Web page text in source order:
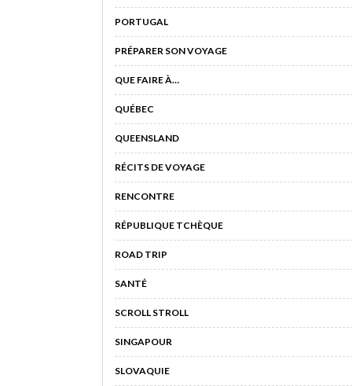
PORTUGAL
PRÉPARER SON VOYAGE
QUE FAIRE À…
QUÉBEC
QUEENSLAND
RÉCITS DE VOYAGE
RENCONTRE
RÉPUBLIQUE TCHÈQUE
ROAD TRIP
SANTÉ
SCROLL STROLL
SINGAPOUR
SLOVAQUIE